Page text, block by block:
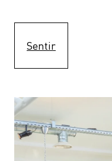
Sentir